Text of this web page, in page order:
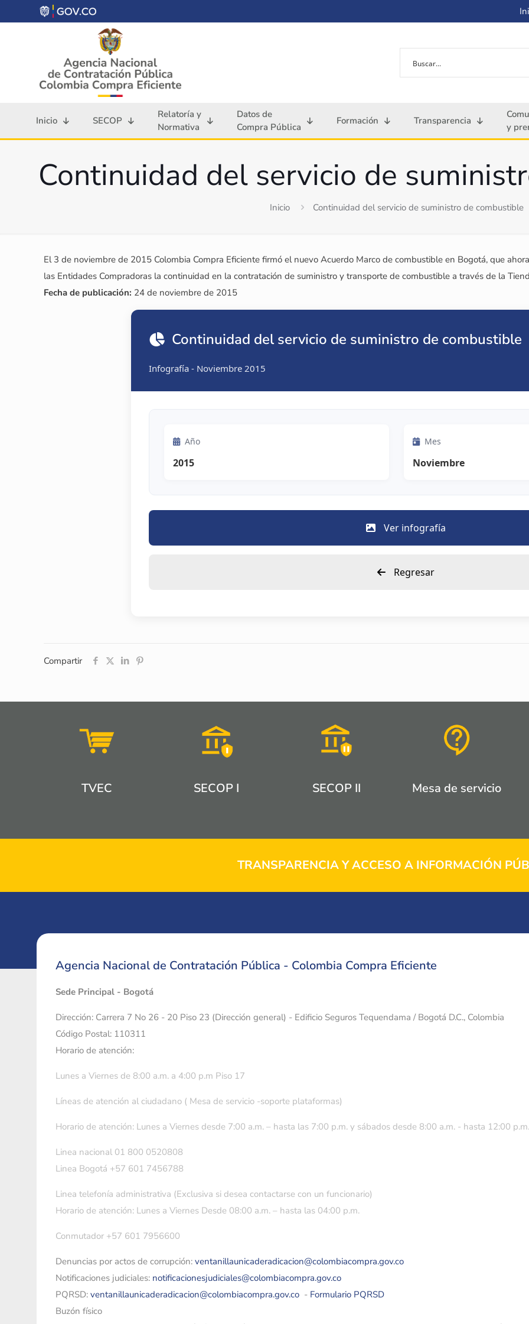
Inicio SECOP
Relatoría y
Normativa
Datos de
Compra Pública
Formación Transparencia
y
Continuidad del servicio de
Inicio Continuidad del servicio de suministro de combustible
El 3 de noviembre de 2015 Colombia Compra Eficiente firmó el nuevo Acuerdo Marco de combustible en Bogotá, que
las Entidades Compradoras la continuidad en la contratación de suministro y transporte de combustible a través de la
Fecha de publicación: 24 de noviembre de 2015
Continuidad del servicio de suministro de combustible
Infografía - Noviembre 2015
Año
2015
Mes
Noviembre
Ver infografía
Regresar
Compartir
TVEC SECOP I SECOP II Mesa de servicio
TRANSPARENCIA Y ACCESO A INFORMACIÓN
Agencia Nacional de Contratación Pública - Colombia Compra Eficiente
Sede Principal - Bogotá
Dirección: Carrera 7 No 26 - 20 Piso 23 (Dirección general) - Edificio Seguros Tequendama / Bogotá D.C., Colombia
Código Postal: 110311
Horario de atención:
Lunes a Viernes de 8:00 a.m. a 4:00 p.m Piso 17
Líneas de atención al ciudadano ( Mesa de servicio -soporte plataformas)
Horario de atención: Lunes a Viernes desde 7:00 a.m. – hasta las 7:00 p.m. y sábados desde 8:00 a.m. - hasta 12:00 p.m.
Linea nacional 01 800 0520808
Linea Bogotá +57 601 7456788
Linea telefonía administrativa (Exclusiva si desea contactarse con un funcionario)
Horario de atención: Lunes a Viernes Desde 08:00 a.m. – hasta las 04:00 p.m.
Conmutador +57 601 7956600
Denuncias por actos de corrupción: ventanillaunicaderadicacion@colombiacompra.gov.co
Notificaciones judiciales: notificacionesjudiciales@colombiacompra.gov.co
PQRSD: ventanillaunicaderadicacion@colombiacompra.gov.co - Formulario PQRSD
Buzón físico